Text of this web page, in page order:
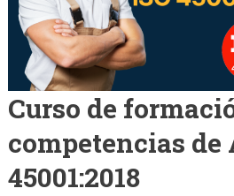
Curso de
competencias de
45001:2018